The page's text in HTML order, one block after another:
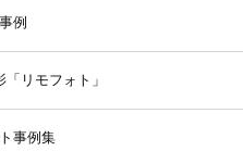
例
リモフォト」
事例集